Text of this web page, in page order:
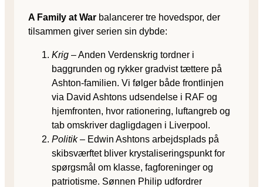
A Family at War balancerer tre hovedspor, der
tilsammen giver serien sin dybde:
Krig – Anden Verdenskrig tordner i
baggrunden og rykker gradvist tættere på
Ashton-familien. Vi følger både frontlinjen
via David Ashtons udsendelse i RAF og
hjemfronten, hvor rationering, luftangreb og
tab omskriver dagligdagen i Liverpool.
Politik– Edwin Ashtons arbejdsplads på
skibsværftet bliver krystaliseringspunkt for
spørgsmål om klasse, fagforeninger og
patriotisme. Sønnen Philip udfordrer